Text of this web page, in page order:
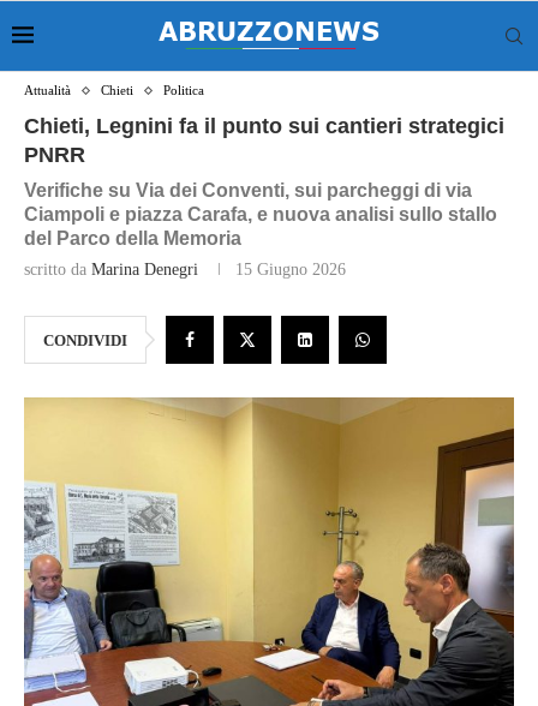
Attualità Chieti Politica
Chieti, Legnini fa il punto sui cantieri strategici
PNRR
Verifiche su Via dei Conventi, sui parcheggi di via
Ciampoli e piazza Carafa, e nuova analisi sullo stallo
del Parco della Memoria
scritto da Marina Denegri 15 Giugno 2026
CONDIVIDI